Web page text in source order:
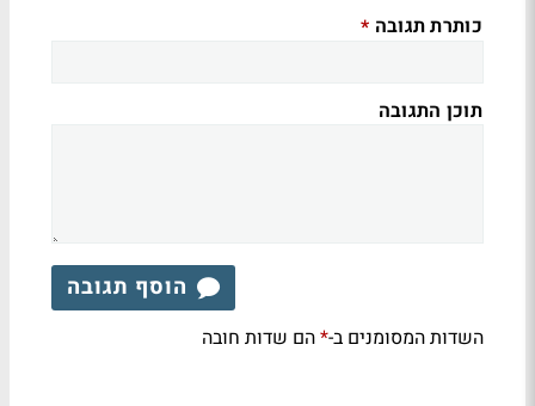
כותרת תגובה *
תוכן התגובה
הוסף תגובה
השדות המסומנים ב-*הם שדות חובה